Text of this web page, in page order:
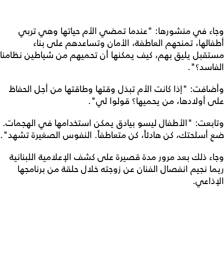
وجاء في منشورها: "عندما تمضي الأم حياتها وهي تربي
أطفالها، تمنحهم العاطفة، الأمان وتساعدهم على بناء
مستقبل يليق بهم، كيف يمكنها أن تحميهم من شياطين نظامنا
الفاسد؟".
وأضافت: "إذا كانت الأم تبذل وقتها وطاقتها من أجل الحفاظ
على أولادها، من يحميها؟ قولوا لي".
وتابعت: "الأطفال ليسو بيادق يمكن استخدامها في الهجمات.
ضع أسلحتك، كن هادئاً، كن متعاطفاً. النفوس الصغيرة تشهد".
وجاء ذلك بعد مرور مدة قصيرة على كشف الإعلامية اللبنانية
ريما نجيم انفصال الفنان عن زوجته خلال حلقة من برنامجها
الإذاعي.